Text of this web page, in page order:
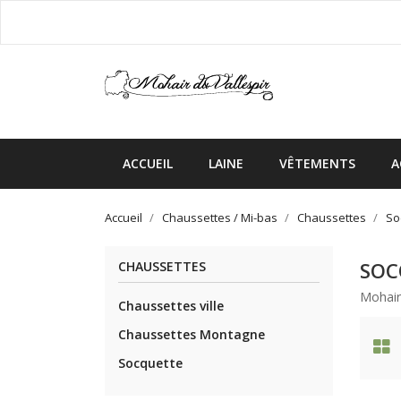
ACCUEIL LAINE VÊTEMENTS
Accueil Chaussettes / Mi-bas Chaussettes
CHAUSSETTES
Chaussettes ville
Chaussettes Montagne
Socquette